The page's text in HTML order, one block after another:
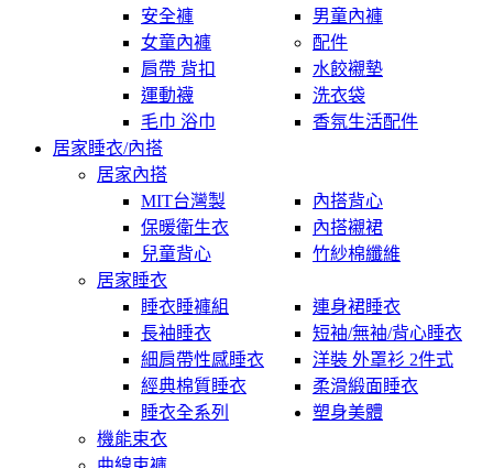
安全褲
男童內褲
女童內褲
配件
肩帶 背扣
水餃襯墊
運動襪
洗衣袋
毛巾 浴巾
香氛生活配件
居家睡衣/內搭
居家內搭
MIT台灣製
內搭背心
保暖衛生衣
內搭襯裙
兒童背心
竹紗棉纖維
居家睡衣
睡衣睡褲組
連身裙睡衣
長袖睡衣
短袖/無袖/背心睡衣
細肩帶性感睡衣
洋裝 外罩衫 2件式
經典棉質睡衣
柔滑緞面睡衣
睡衣全系列
塑身美體
機能束衣